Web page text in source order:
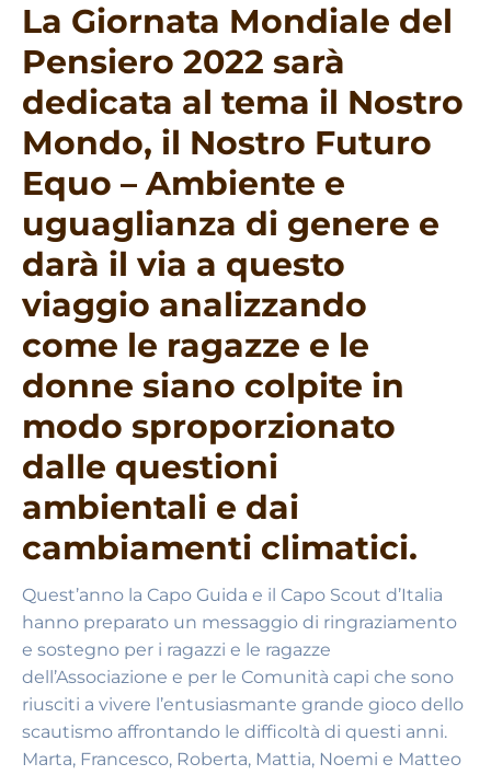
La Giornata Mondiale del
Pensiero 2022 sarà
dedicata al tema il Nostro
Mondo, il Nostro Futuro
Equo – Ambiente e
uguaglianza di genere e
darà il via a questo
viaggio analizzando
come le ragazze e le
donne siano colpite in
modo sproporzionato
dalle questioni
ambientali e dai
cambiamenti climatici.
Quest’anno la Capo Guida e il Capo Scout d’Italia
hanno preparato un messaggio di ringraziamento
e sostegno per i ragazzi e le ragazze
dell’Associazione e per le Comunità capi che sono
riusciti a vivere l’entusiasmante grande gioco dello
scautismo affrontando le difficoltà di questi anni.
Marta, Francesco, Roberta, Mattia, Noemi e Matteo